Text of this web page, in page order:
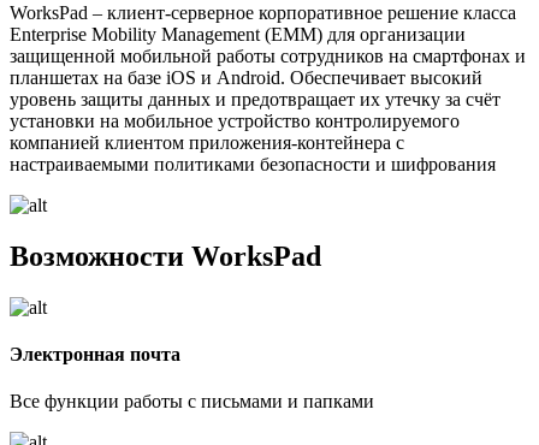
WorksPad – клиент-серверное корпоративное решение класса
Enterprise Mobility Management (EMM) для организации
защищенной мобильной работы сотрудников на смартфонах и
планшетах на базе iOS и Android. Обеспечивает высокий
уровень защиты данных и предотвращает их утечку за счёт
установки на мобильное устройство контролируемого
компанией клиентом приложения-контейнера с
настраиваемыми политиками безопасности и шифрования
Возможности WorksPad
Электронная почта
Все функции работы с письмами и папками